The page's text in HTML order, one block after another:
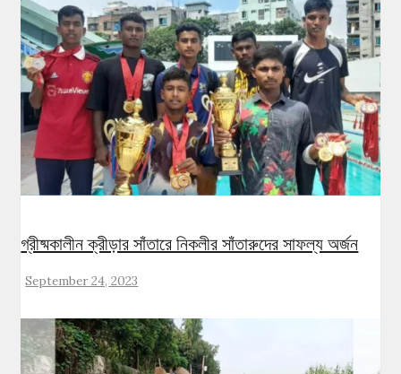
গ্রীষ্মকালীন ক্রীড়ার সাঁতারে নিকলীর সাঁতারুদের সাফল্য অর্জন
September 24, 2023